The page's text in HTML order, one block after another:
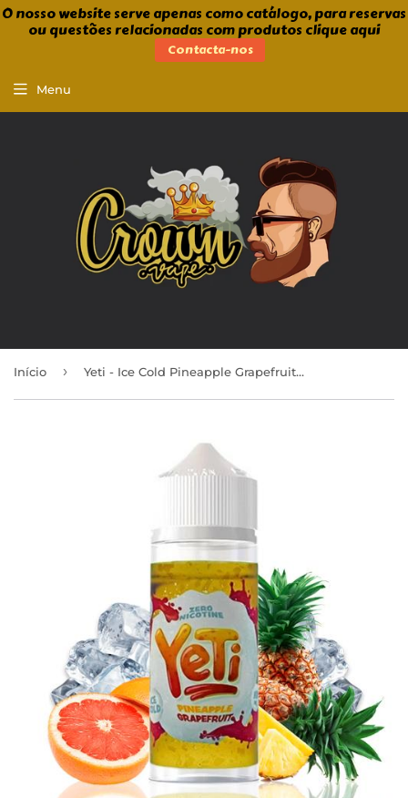
O nosso website serve apenas como catálogo, para reservas
ou questões relacionadas com produtos clique aqui
Contacta-nos
Menu
Início › Yeti - Ice Cold Pineapple Grapefruit 100ml Shortfill